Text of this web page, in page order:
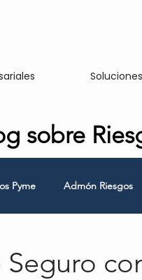
sobre
Pyme Admón Riesgos
Seguro